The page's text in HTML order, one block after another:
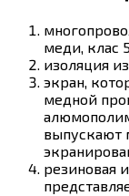
меди, клас
изоляция
экран,
медной
выпускают
резиновая